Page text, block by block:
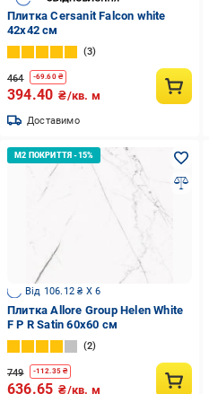
Плитка Cersanit Falcon white
42x42 см
3
464 -69.60₴
394.40 ₴/кв. м
Доставимо
Від 106.12 ₴ X 6
Плитка Allore Group Helen White
F P R Satin 60x60 см
2
749 -112.35 ₴
636.65 ₴/кв. м